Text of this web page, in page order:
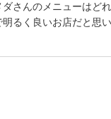
さんのメニューはど
るく良いお店だと思い